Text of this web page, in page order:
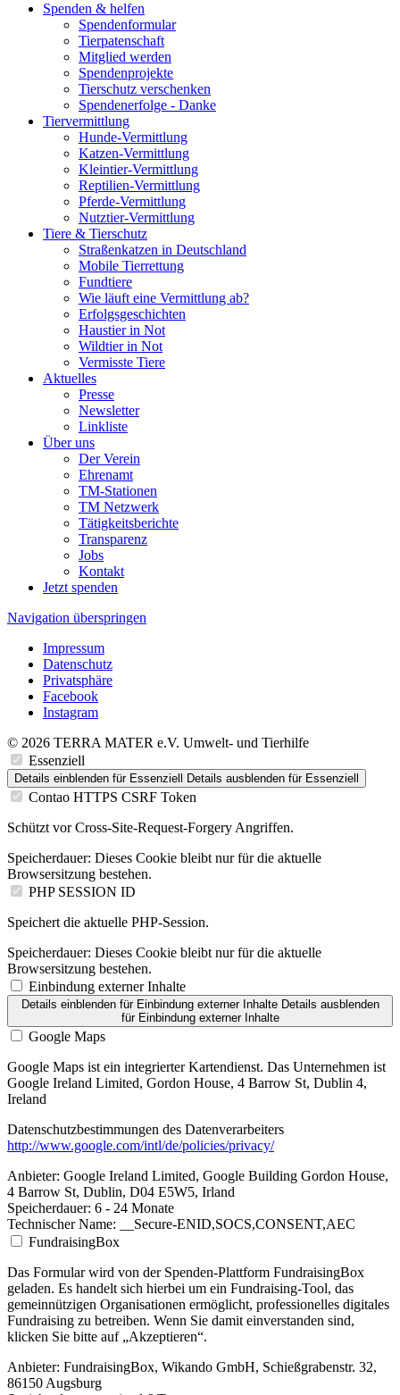
Spenden & helfen
Spendenformular
Tierpatenschaft
Mitglied werden
Spendenprojekte
Tierschutz verschenken
Spendenerfolge - Danke
Tiervermittlung
Hunde-Vermittlung
Katzen-Vermittlung
Kleintier-Vermittlung
Reptilien-Vermittlung
Pferde-Vermittlung
Nutztier-Vermittlung
Tiere & Tierschutz
Straßenkatzen in Deutschland
Mobile Tierrettung
Fundtiere
Wie läuft eine Vermittlung ab?
Erfolgsgeschichten
Haustier in Not
Wildtier in Not
Vermisste Tiere
Aktuelles
Presse
Newsletter
Linkliste
Über uns
Der Verein
Ehrenamt
TM-Stationen
TM Netzwerk
Tätigkeitsberichte
Transparenz
Jobs
Kontakt
Jetzt spenden
Navigation überspringen
Impressum
Datenschutz
Privatsphäre
Facebook
Instagram
© 2026 TERRA MATER e.V. Umwelt- und Tierhilfe
Essenziell
Details einblenden für Essenziell Details ausblenden für Essenziell
Contao HTTPS CSRF Token
Schützt vor Cross-Site-Request-Forgery Angriffen.
Speicherdauer: Dieses Cookie bleibt nur für die aktuelle
Browsersitzung bestehen.
PHP SESSION ID
Speichert die aktuelle PHP-Session.
Speicherdauer: Dieses Cookie bleibt nur für die aktuelle
Browsersitzung bestehen.
Einbindung externer Inhalte
Details einblendenfür Einbindung externer Inhalte Details ausblenden
für Einbindung externer Inhalte
Google Maps
Google Maps ist ein integrierter Kartendienst. Das Unternehmen ist
Google Ireland Limited, Gordon House, 4 Barrow St, Dublin 4,
Ireland
Datenschutzbestimmungen des Datenverarbeiters
http://www.google.com/intl/de/policies/privacy/
Anbieter: Google Ireland Limited, Google Building Gordon House,
4 Barrow St, Dublin, D04 E5W5, Irland
Speicherdauer: 6 - 24 Monate
Technischer Name: __Secure-ENID,SOCS,CONSENT,AEC
FundraisingBox
Das Formular wird von der Spenden-Plattform FundraisingBox
geladen. Es handelt sich hierbei um ein Fundraising-Tool, das
gemeinnützigen Organisationen ermöglicht, professionelles digitales
Fundraising zu betreiben. Wenn Sie damit einverstanden sind,
klicken Sie bitte auf „Akzeptieren“.
Anbieter: FundraisingBox, Wikando GmbH, Schießgrabenstr. 32,
86150 Augsburg